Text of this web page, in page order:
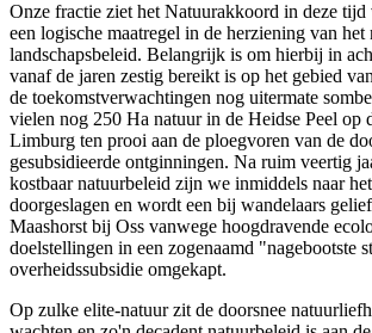
Onze fractie ziet het Natuurakkoord in deze
een logische maatregel in de herziening van het
landschapsbeleid. Belangrijk is om hierbij in
vanaf de jaren zestig bereikt is op het gebied
de toekomstverwachtingen nog uitermate
vielen nog 250 Ha natuur in de Heidse Peel op
Limburg ten prooi aan de ploegvoren van de
gesubsidieerde ontginningen. Na ruim veertig
kostbaar natuurbeleid zijn we inmiddels naar
doorgeslagen en wordt een bij wandelaars
Maashorst bij Oss vanwege hoogdravende
doelstellingen in een zogenaamd "nagebootste
overheidssubsidie omgekapt.
Op zulke elite-natuur zit de doorsnee